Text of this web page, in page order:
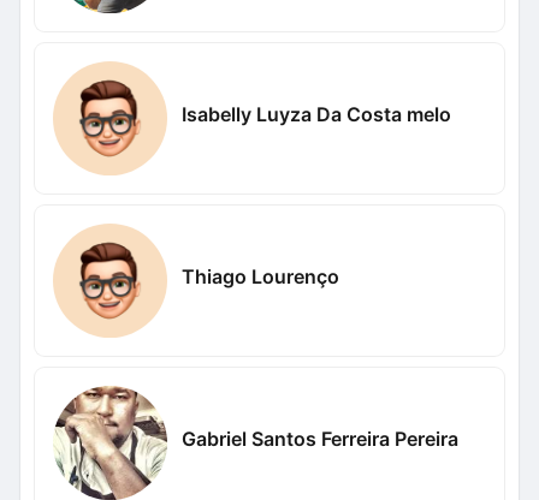
Isabelly Luyza Da Costa melo
Thiago Lourenço
Gabriel Santos Ferreira Pereira